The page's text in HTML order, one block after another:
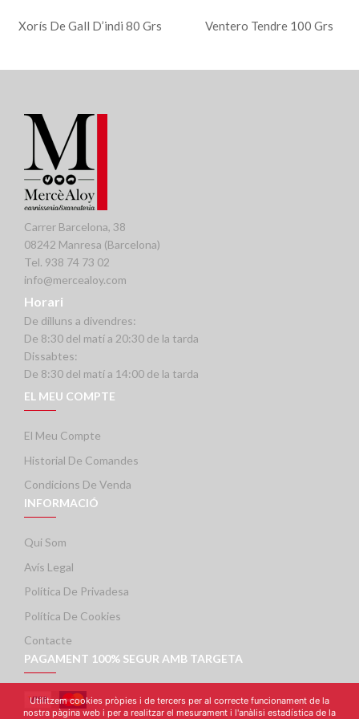
Xorís De Gall D’indi 80 Grs Ventero Tendre 100 Grs
Carrer Barcelona, 38
08242 Manresa (Barcelona)
Tel. 938 74 73 02
info@mercealoy.com
Horari
De dilluns a divendres:
De 8:30 del matí a 20:30 de la tarda
Dissabtes:
De 8:30 del matí a 14:00 de la tarda
EL MEU COMPTE
El Meu Compte
Historial De Comandes
Condicions De Venda
INFORMACIÓ
Qui Som
Avís Legal
Política De Privadesa
Política De Cookies
Contacte
PAGAMENT 100% SEGUR AMB TARGETA
Utilitzem cookies pròpies i de tercers per al correcte funcionament de la
nostra pàgina web i per a realitzar el mesurament i l'anàlisi estadística de la